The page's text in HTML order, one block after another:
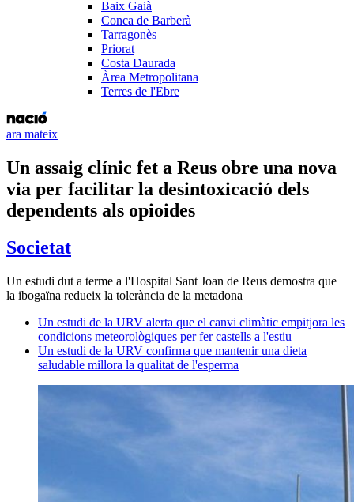
Baix Gaià
Conca de Barberà
Tarragonès
Priorat
Costa Daurada
Àrea Metropolitana
Terres de l'Ebre
ara mateix
Un assaig clínic fet a Reus obre una nova
via per facilitar la desintoxicació dels
dependents als opioides
Societat
Un estudi dut a terme a l'Hospital Sant Joan de Reus demostra que
la ibogaïna redueix la tolerància de la metadona
Un estudi de la URV alerta que el canvi climàtic empitjora les
condicions meteorològiques per fer castells a l'estiu
Un estudi de la URV confirma que mantenir una dieta
saludable millora la qualitat de l'esperma